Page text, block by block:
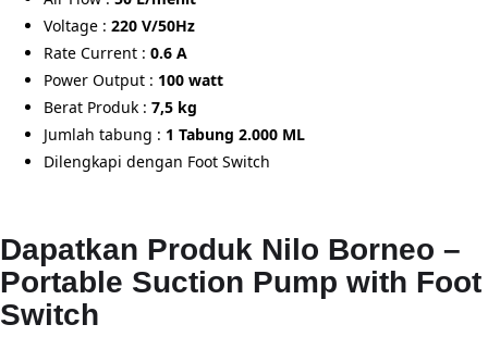
Voltage : 220 V/50Hz
Rate Current : 0.6 A
Power Output : 100 watt
Berat Produk : 7,5 kg
Jumlah tabung : 1 Tabung 2.000 ML
Dilengkapi dengan Foot Switch
Dapatkan Produk Nilo Borneo –
Portable Suction Pump with Foot
Switch